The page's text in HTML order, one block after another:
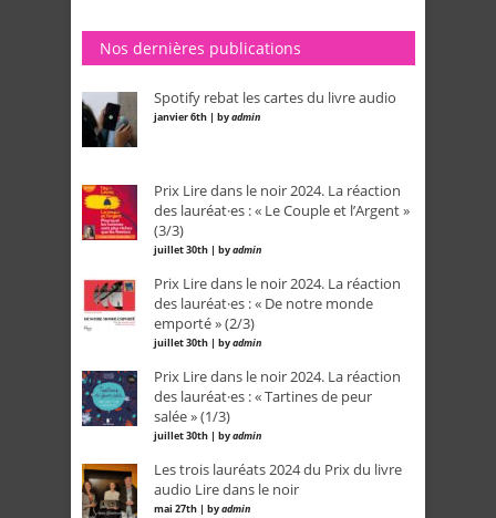
Nos dernières publications
Spotify rebat les cartes du livre audio
janvier 6th | byadmin
Prix Lire dans le noir 2024. La réaction
des lauréat·es : « Le Couple et l’Argent »
(3/3)
juillet 30th | byadmin
Prix Lire dans le noir 2024. La réaction
des lauréat·es : « De notre monde
emporté » (2/3)
juillet 30th | byadmin
Prix Lire dans le noir 2024. La réaction
des lauréat·es : « Tartines de peur
salée » (1/3)
juillet 30th | byadmin
Les trois lauréats 2024 du Prix du livre
audio Lire dans le noir
mai 27th | byadmin